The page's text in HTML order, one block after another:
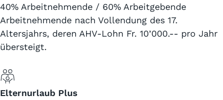
40% Arbeitnehmende / 60% Arbeitgebende
Arbeitnehmende nach Vollendung des 17.
Altersjahrs, deren AHV-Lohn Fr. 10’000.-- pro Jahr
übersteigt.
Elternurlaub Plus